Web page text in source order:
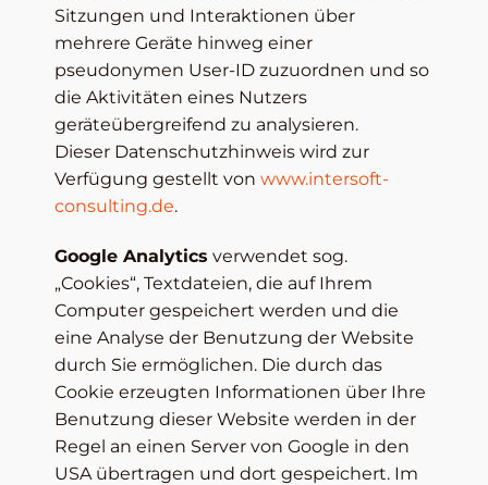
Sitzungen und Interaktionen über
mehrere Geräte hinweg einer
pseudonymen User-ID zuzuordnen und so
die Aktivitäten eines Nutzers
geräteübergreifend zu analysieren.
Dieser Datenschutzhinweis wird zur
Verfügung gestellt von www.intersoft-
consulting.de.
Google Analytics verwendet sog.
„Cookies“, Textdateien, die auf Ihrem
Computer gespeichert werden und die
eine Analyse der Benutzung der Website
durch Sie ermöglichen. Die durch das
Cookie erzeugten Informationen über Ihre
Benutzung dieser Website werden in der
Regel an einen Server von Google in den
USA übertragen und dort gespeichert. Im